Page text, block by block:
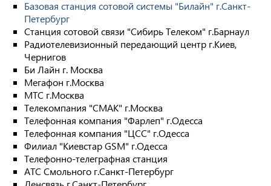
Базовая станция сотовой системы "Билайн" г.Санкт-
Петербург
Станция сотовой связи "Сибирь Телеком" г.Барнаул
Радиотелевизионный передающий центр г.Киев,
Чернигов
Би Лайн г. Москва
Мегафон г.Москва
МТС г.Москва
Телекомпания "СМАК" г.Москва
Телефонная компания "Фарлеп" г.Одесса
Телефонная компания "ЦСС" г.Одесса
Филиал "Киевстар GSM" г.Одесса
Телефонно-телеграфная станция
АТС Смольного г.Санкт-Петербург